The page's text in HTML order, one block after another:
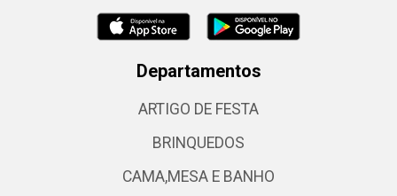
Departamentos
ARTIGO DE FESTA
BRINQUEDOS
CAMA,MESA E BANHO